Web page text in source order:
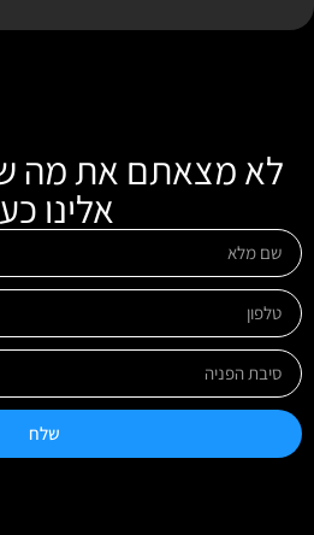
לא מצאתם את מה
אלינו
שלח